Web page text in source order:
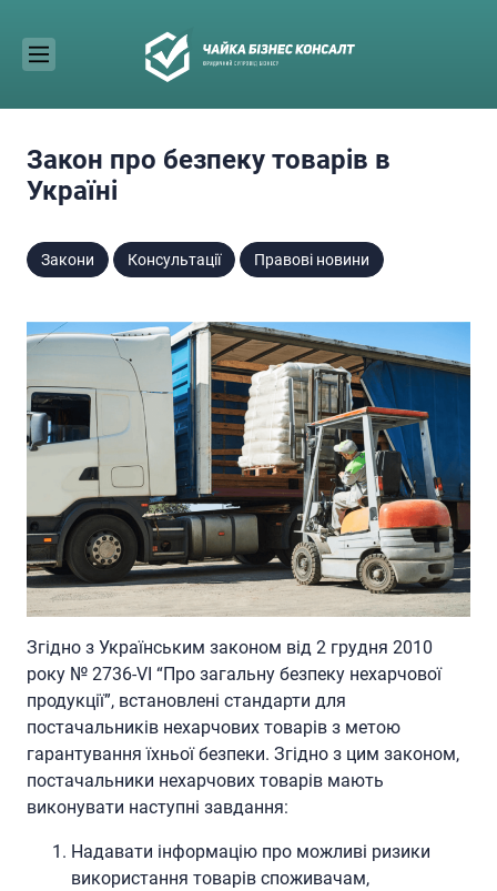
content
Закон про безпеку товарів в
Україні
Закони Консультації Правові новини
Згідно з Українським законом від 2 грудня 2010
року № 2736-VI “Про загальну безпеку нехарчової
продукції”, встановлені стандарти для
постачальників нехарчових товарів з метою
гарантування їхньої безпеки. Згідно з цим законом,
постачальники нехарчових товарів мають
виконувати наступні завдання:
Надавати інформацію про можливі ризики
використання товарів споживачам,